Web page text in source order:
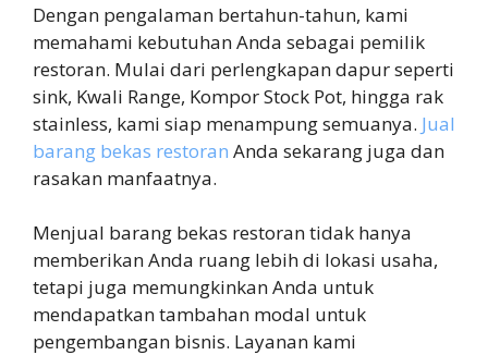
Dengan pengalaman bertahun-tahun, kami
memahami kebutuhan Anda sebagai pemilik
restoran. Mulai dari perlengkapan dapur seperti
sink, Kwali Range, Kompor Stock Pot, hingga rak
stainless, kami siap menampung semuanya. Jual
barang bekas restoran Anda sekarang juga dan
rasakan manfaatnya.
Menjual barang bekas restoran tidak hanya
memberikan Anda ruang lebih di lokasi usaha,
tetapi juga memungkinkan Anda untuk
mendapatkan tambahan modal untuk
pengembangan bisnis. Layanan kami